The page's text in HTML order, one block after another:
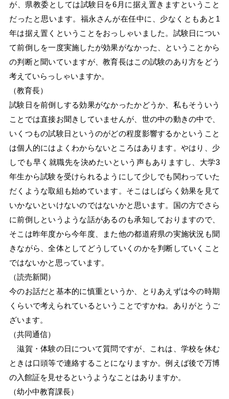
が、県教委としては試験日を6月に据え置きますということ
だったと思います。福永さんが在任中に、少なくともあと1
年は据え置くということをおっしゃいました。試験日につい
て前倒しを一度実施したが効果がなかった、ということから
の判断と聞いていますが、教育長はこの試験のあり方をどう
考えていらっしゃいますか。
（教育長）
試験日を前倒しする効果がなかったかどうか、私もそういう
ことでは直接お聞きしていませんが、世の中の動きの中で、
いくつもの試験日というのがどの程度影響するかということ
は個人的にはよくわからないところはあります。やはり、少
しでも早く就職先を決めたいという声もありますし、大学3
年生から試験を受けられるようにして少しでも関わっていた
だくような取組も始めています。そこはしばらく効果を見て
いかないといけないのではないかと思います。国の方でさら
に前倒しというような話があるのも承知しておりますので、
そこは昨年度から今年度、また他の都道府県の実施状況も聞
きながら、全体としてどうしていくのかを判断していくこと
ではないかと思っています。
（読売新聞）
今のお話だと基本的に慎重というか、とりあえずは今の時期
くらいで考えられているということですかね。ありがとうご
ざいます。
（共同通信）
滋賀・体験の日について質問ですが、これは、学校を休む
ときは口頭等で連絡することになりますか。例えば後で万博
の入館証を見せるというようなことはありますか。
（幼小中教育課長）